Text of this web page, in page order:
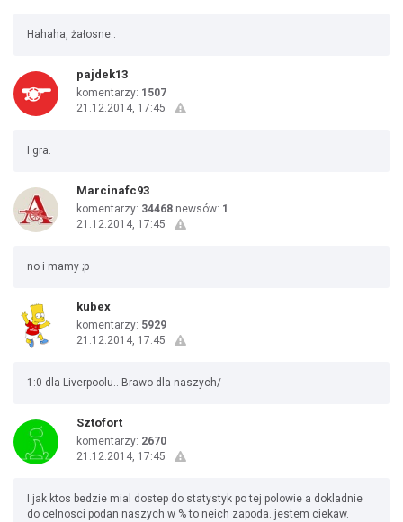
Hahaha, żałosne..
pajdek13
komentarzy: 1507
21.12.2014, 17:45
I gra.
Marcinafc93
komentarzy: 34468 newsów: 1
21.12.2014, 17:45
no i mamy ;p
kubex
komentarzy: 5929
21.12.2014, 17:45
1:0 dla Liverpoolu.. Brawo dla naszych/
Sztofort
komentarzy: 2670
21.12.2014, 17:45
I jak ktos bedzie mial dostep do statystyk po tej polowie a dokladnie
do celnosci podan naszych w % to neich zapoda. jestem ciekaw.